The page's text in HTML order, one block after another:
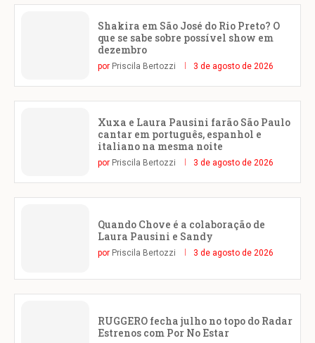
Shakira em São José do Rio Preto? O
que se sabe sobre possível show em
dezembro
por Priscila Bertozzi 3 de agosto de 2026
Xuxa e Laura Pausini farão São Paulo
cantar em português, espanhol e
italiano na mesma noite
por Priscila Bertozzi 3 de agosto de 2026
Quando Chove é a colaboração de
Laura Pausini e Sandy
por Priscila Bertozzi 3 de agosto de 2026
RUGGERO fecha julho no topo do Radar
Estrenos com Por No Estar